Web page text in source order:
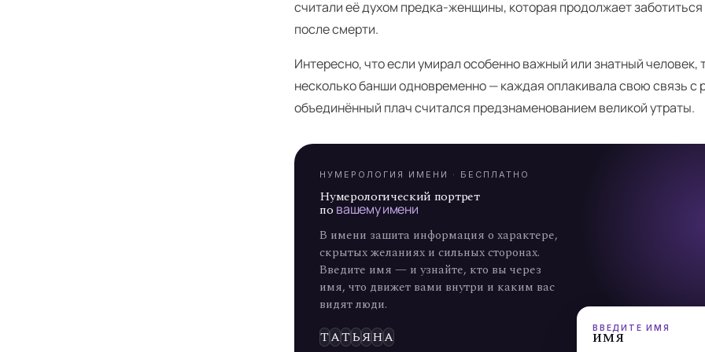
считали её духом предка-женщины, которая продолжает
после смерти.
Интересно, что если умирал особенно важный или знатный человек,
несколько банши одновременно — каждая оплакивала свою связь с
объединённый плач считался предзнаменованием великой утраты.
А
7
ЯНУМЕРОЛОГИЯ ИМЕНИ · БЕСПЛАТНО
Нумерологический портрет
по вашему имени
В имени зашита информация о характере,
скрытых желаниях и сильных сторонах.
Введите имя — и узнайте, кто вы через
имя, что движет вами внутри и каким вас
видят люди.
ТАТЬЯНА
ВВЕДИТЕ ИМЯ
имя